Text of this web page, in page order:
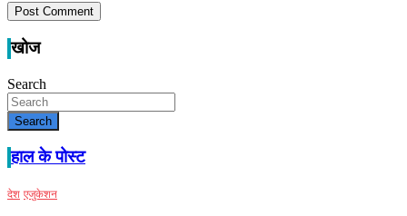
खोज
Search
Search
हाल के पोस्ट
देश एजुकेशन